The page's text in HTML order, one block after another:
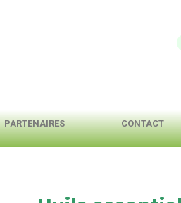
PARTENAIRES CONTACT